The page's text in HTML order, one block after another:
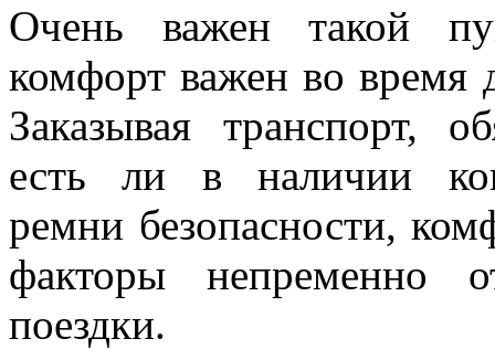
Очень важен такой
комфорт важен во время
Заказывая транспорт,
есть ли в наличии
ремни безопасности,
факторы непременно
поездки.